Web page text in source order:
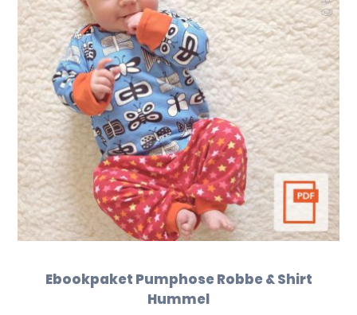
Ebookpaket Pumphose Robbe & Shirt
Hummel